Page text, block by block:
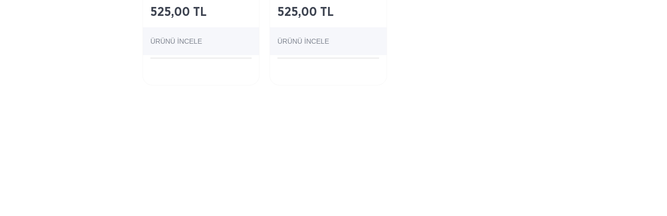
525,00 TL
ÜRÜNÜ İNCELE
525,00 TL
ÜRÜNÜ İNCELE